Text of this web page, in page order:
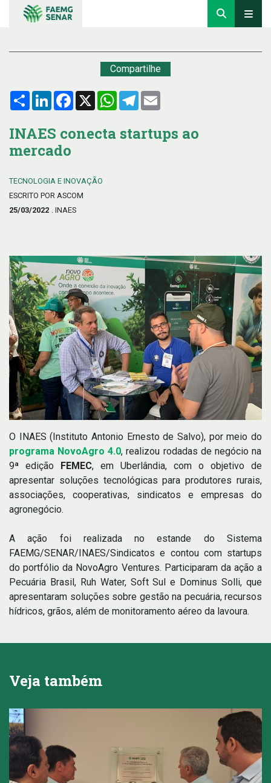
Compartilhe
Compartilhar
LinkedInFacebook
X WhatsApp
Telegram
INAES conecta startups ao
mercado
TECNOLOGIA E INOVAÇÃO
ESCRITO POR ASCOM
25/03/2022 . INAES
O INAES (Instituto Antonio Ernesto de Salvo), por meio do
programa NovoAgro 4.0, realizou rodadas de negócio na
9ª edição FEMEC, em Uberlândia, com o objetivo de
apresentar soluções tecnológicas para produtores rurais,
associações, cooperativas, sindicatos e empresas do
agronegócio.
A ação foi realizada no estande do Sistema
FAEMG/SENAR/INAES/Sindicatos e contou com startups
do portfólio da NovoAgro Ventures. Participaram da ação a
Pecuária Brasil, Ruh Water, Soft Sul e Dominus Solli, que
apresentaram soluções sobre gestão na pecuária, recursos
hídricos, grãos, além de monitoramento aéreo da lavoura.
Veja também